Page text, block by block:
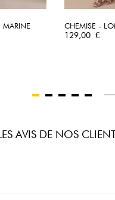
CHEMISE -
Prix
129,00 €
AVIS DE NOS